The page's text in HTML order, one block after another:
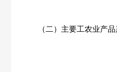
（二）主要工农业产品